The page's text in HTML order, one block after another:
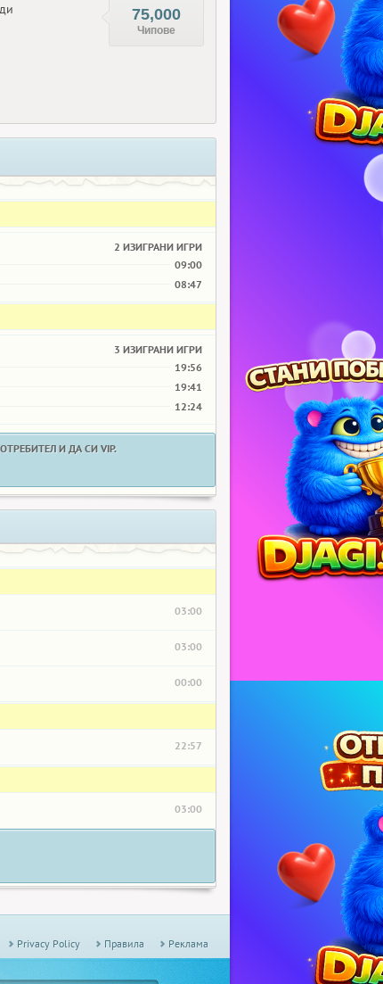
75,000
Чипове
2 ИЗИГРАНИ ИГРИ
09:00
08:47
3 ИЗИГРАНИ ИГРИ
19:56
19:41
12:24
И ДА СИ VIP.
03:00
03:00
00:00
22:57
03:00
Privacy Policy Правила Реклама